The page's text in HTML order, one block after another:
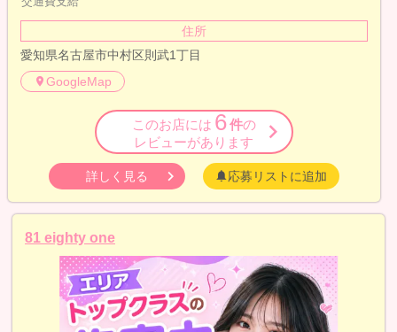
住所
愛知県名古屋市中村区則武1丁目
GoogleMap
このお店には 6 件の
レビューがあります
詳しく見る 応募リストに追加
81 eighty one